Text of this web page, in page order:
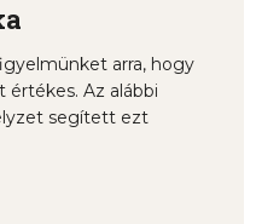
arra, hogy
Az alábbi
segített ezt